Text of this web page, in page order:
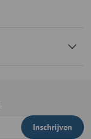
Inschrijven